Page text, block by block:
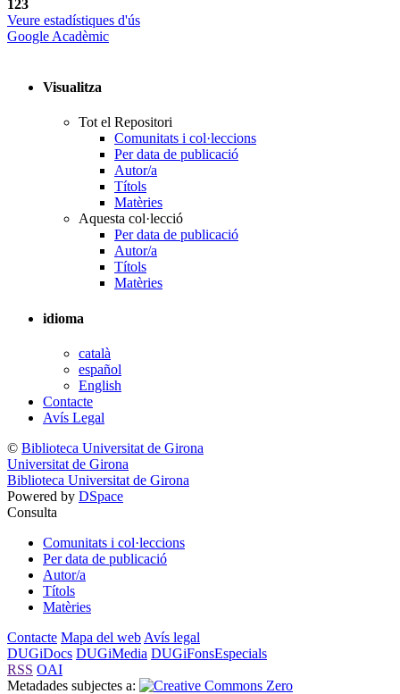
123
Veure estadístiques d'ús
Google Acadèmic
Visualitza
Tot el Repositori
Comunitats i col·leccions
Per data de publicació
Autor/a
Títols
Matèries
Aquesta col·lecció
Per data de publicació
Autor/a
Títols
Matèries
idioma
català
español
English
Contacte
Avís Legal
© Biblioteca Universitat de Girona
Universitat de Girona
Biblioteca Universitat de Girona
Powered by DSpace
Consulta
Comunitats i col·leccions
Per data de publicació
Autor/a
Títols
Matèries
Contacte Mapa del web Avís legal
DUGiDocs DUGiMedia DUGiFonsEspecials
RSS OAI
Metadades subjectes a: